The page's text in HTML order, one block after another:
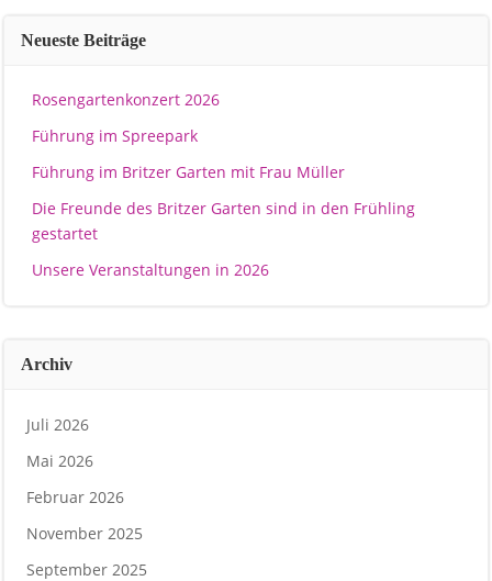
Neueste Beiträge
Rosengartenkonzert 2026
Führung im Spreepark
Führung im Britzer Garten mit Frau Müller
Die Freunde des Britzer Garten sind in den Frühling
gestartet
Unsere Veranstaltungen in 2026
Archiv
Juli 2026
Mai 2026
Februar 2026
November 2025
September 2025